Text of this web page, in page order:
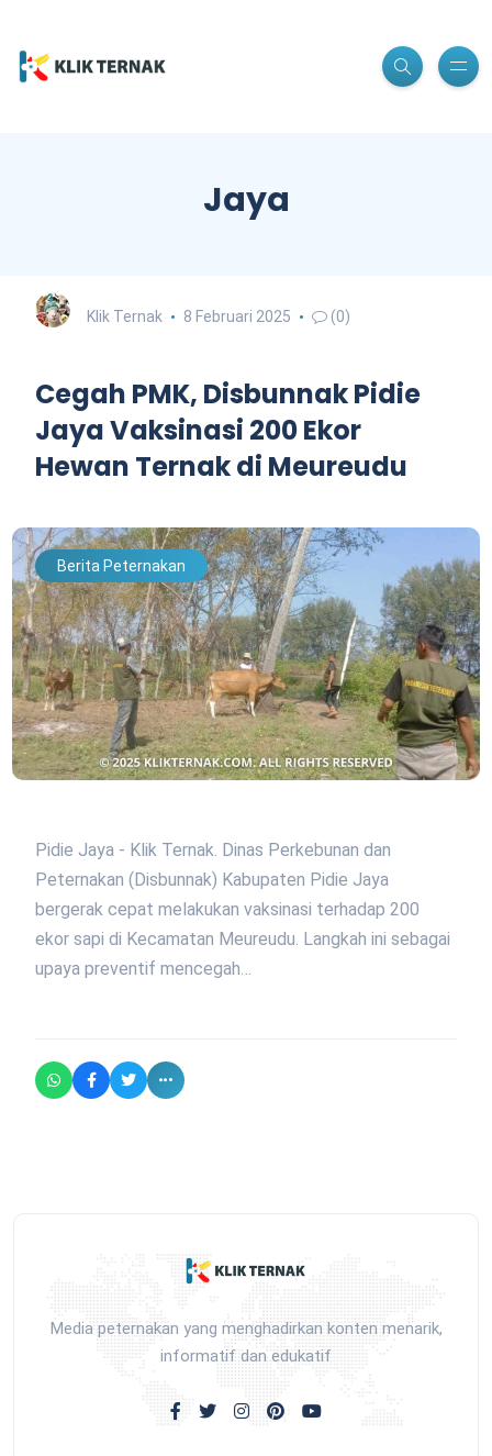
Jaya
Klik Ternak 8 Februari 2025 (0)
Cegah PMK, Disbunnak Pidie
Jaya Vaksinasi 200 Ekor
Hewan Ternak di Meureudu
Berita Peternakan
Pidie Jaya - Klik Ternak. Dinas Perkebunan dan
Peternakan (Disbunnak) Kabupaten Pidie Jaya
bergerak cepat melakukan vaksinasi terhadap 200
ekor sapi di Kecamatan Meureudu. Langkah ini sebagai
upaya preventif mencegah…
Media peternakan yang menghadirkan konten menarik,
informatif dan edukatif